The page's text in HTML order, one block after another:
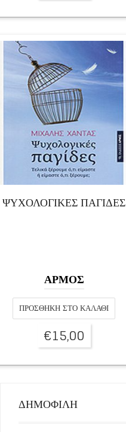
ΨΥΧΟΛΟΓΙΚΕΣ ΠΑΓΙΔΕΣ
ΑΡΜΟΣ
ΠΡΟΣΘΉΚΗ ΣΤΟ ΚΑΛΆΘΙ
€15,00
ΔΗΜΟΦΙΛΗ